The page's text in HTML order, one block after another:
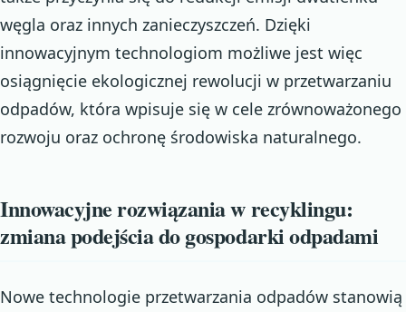
węgla oraz innych zanieczyszczeń. Dzięki
innowacyjnym technologiom możliwe jest więc
osiągnięcie ekologicznej rewolucji w przetwarzaniu
odpadów, która wpisuje się w cele zrównoważonego
rozwoju oraz ochronę środowiska naturalnego.
Innowacyjne rozwiązania w recyklingu:
zmiana podejścia do gospodarki odpadami
Nowe technologie przetwarzania odpadów stanowią